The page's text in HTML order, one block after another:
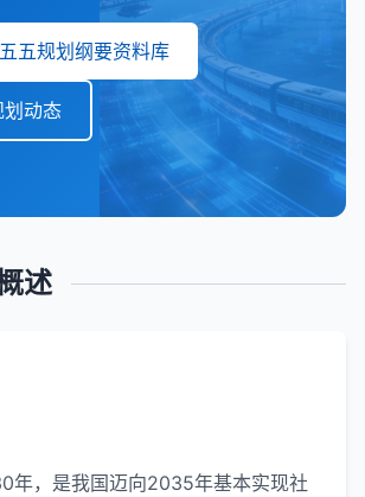
五规划纲要资料库
动态
述
年，是我国迈向2035年基本实现社